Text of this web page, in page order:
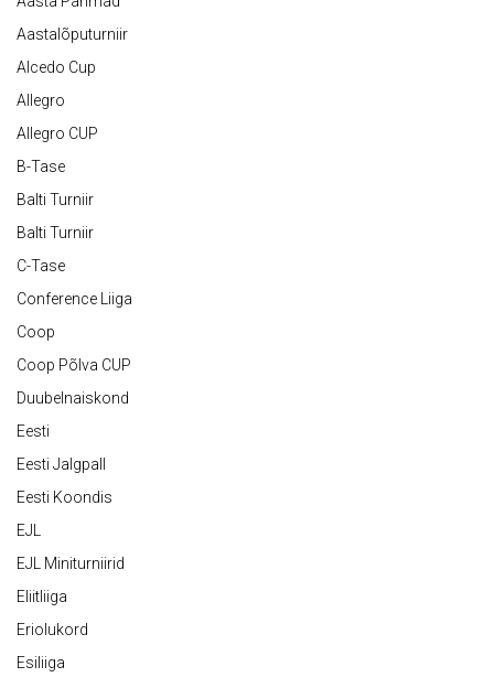
Aastalõputurniir
Alcedo Cup
Allegro
Allegro CUP
B-Tase
Balti Turniir
Balti Turniir
C-Tase
Conference Liiga
Coop
Coop Põlva CUP
Duubelnaiskond
Eesti
Eesti Jalgpall
Eesti Koondis
EJL
EJL Miniturniirid
Eliitliiga
Eriolukord
Esiliiga